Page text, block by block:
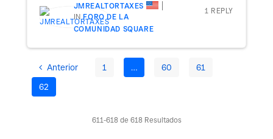
JMREALTORTAXES
INFORO DE LA
COMUNIDAD SQUARE
1 REPLY
Anterior 1 … 60
61
62
611-618 de 618 Resultados